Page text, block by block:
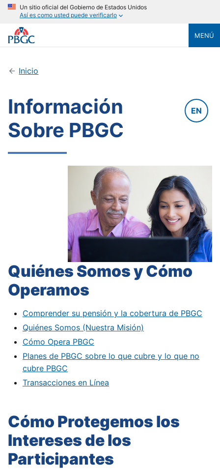
Un sitio oficial del Gobierno de Estados Unidos
Así es como usted puede verificarlo
MENÚ
Inicio
Información
Sobre PBGC
EN
Quiénes Somos y Cómo
Operamos
Comprender su pensión y la cobertura de PBGC
Quiénes Somos (Nuestra Misión)
Cómo Opera PBGC
Planes de PBGC sobre lo que cubre y lo que no
cubre PBGC
Transacciones en Línea
Cómo Protegemos los
Intereses de los
Participantes